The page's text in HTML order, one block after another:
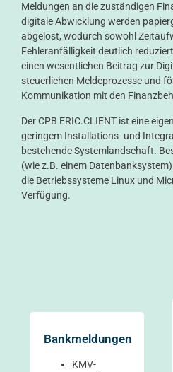
Meldungen an die zuständigen
digitale Abwicklung werden
abgelöst, wodurch sowohl
Fehleranfälligkeit deutlich
einen wesentlichen Beitrag zur
steuerlichen Meldeprozesse und
Kommunikation mit den
Der CPB ERIC.CLIENT ist eine
geringem Installations- und
bestehende Systemlandschaft.
(wie z.B. einem
die Betriebssysteme Linux und
Verfügung.
Bankmeldungen
KMV-